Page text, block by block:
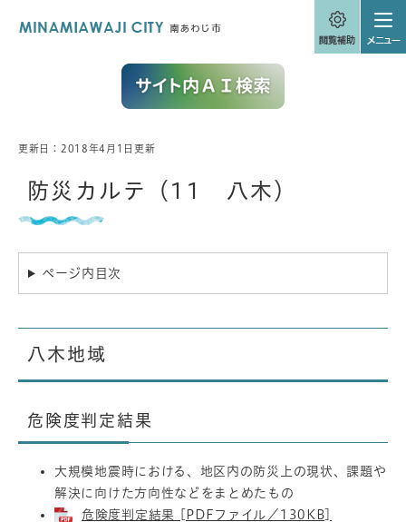
本
更新日：2018年4月1日更新
防災カルテ（11 八木）
ページ内目次
八木地域
危険度判定結果
大規模地震時における、地区内の防災上の現状、課題や
解決に向けた方向性などをまとめたもの
危険度判定結果 [PDFファイル／130KB]